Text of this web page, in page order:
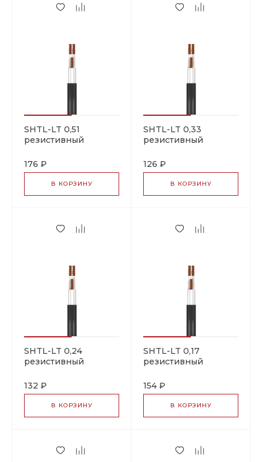
SHTL-LT 0,51
резистивный
176 ₽
В КОРЗИНУ
SHTL-LT 0,33
резистивный
126 ₽
В КОРЗИНУ
SHTL-LT 0,24
резистивный
132 ₽
В КОРЗИНУ
SHTL-LT 0,17
резистивный
154 ₽
В КОРЗИНУ